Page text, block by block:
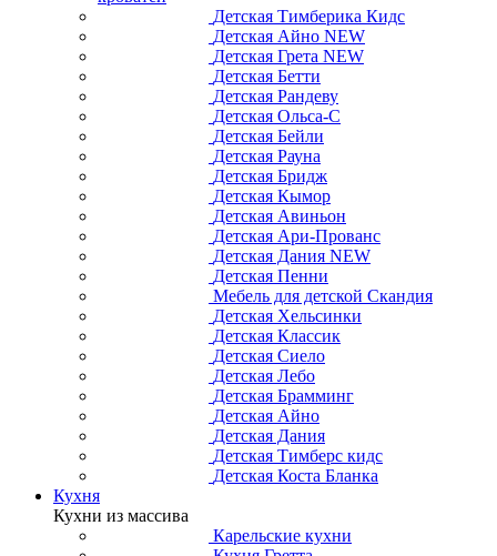
Детская Тимберика Кидс
Детская Айно NEW
Детская Грета NEW
Детская Бетти
Детская Рандеву
Детская Ольса-С
Детская Бейли
Детская Рауна
Детская Бридж
Детская Кымор
Детская Авиньон
Детская Ари-Прованс
Детская Дания NEW
Детская Пенни
Мебель для детской Скандия
Детская Хельсинки
Детская Классик
Детская Сиело
Детская Лебо
Детская Брамминг
Детская Айно
Детская Дания
Детская Тимберс кидс
Детская Коста Бланка
Кухня
Кухни из массива
Карельские кухни